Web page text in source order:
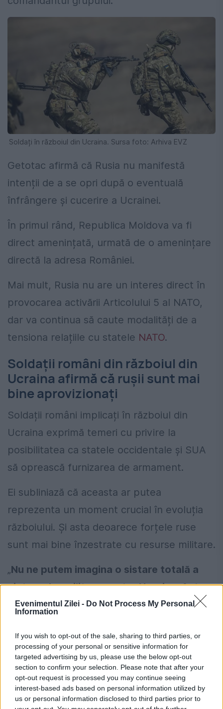
Evenimentul Zilei - Do Not Process My Personal
Information
If you wish to opt-out of the sale, sharing to third parties, or
processing of your personal or sensitive information for
targeted advertising by us, please use the below opt-out
section to confirm your selection. Please note that after your
opt-out request is processed you may continue seeing
interest-based ads based on personal information utilized by
us or personal information disclosed to third parties prior to
Soldați în războiul din Ucraina. Sursa foto: Arhiva EVZ
Getotac afirmă că Rusia nu manifestă
intenții de a se opri după o eventuală
înfrângere și cucerire a Ucrainei.
În primul rând, Republica Moldova va fi
direct amenințată, urmată de o amenințare
directă la adresa României.
Mai mult, Rusia nu are un interes direct în
provocarea activării Articolului 5 al NATO,
dar va continua să caute modalități de a
tensiona relațiile cu statele NATO.
Soldații români din războiul din
Ucraina afirmă că rușii sunt mai
bine aprovizionați
Soldații români implicați în războiul din
Ucraina exprimă temeri cu privire la
posibilitatea ca statele occidentale și SUA
să oprească furnizarea de armament.
Ei subliniază că aceasta ar putea
reprezenta un moment crucial în evoluția
războiului. Și asta deoarece forțele ruse
sunt mai bine înzestrate cu resurse militare.
„Nu ne putem imagina o sistare totală a
ajutoarelor militare pentru Ucraina. Asta
ar reprezenta pe termen scurt o
dezvoltarea unor scenarii ulterioare pe
care nu ne dorim să ni le imaginăm, şi
anume, o graniţa directă a României cu
teritorii ocupate de către Federaţia